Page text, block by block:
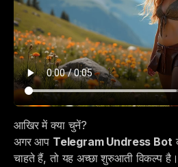
आखिर में क्या चुनें?
अगर आप Telegram Undress Bot
चाहते हैं, तो यह अच्छा शुरुआती विकल्प